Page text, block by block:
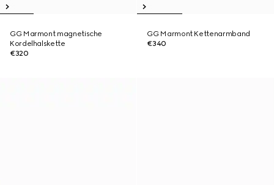
GG Marmont magnetische
Kordelhalskette
€320
GG Marmont Kettenarmband
€340